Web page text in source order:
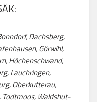
Dachsberg,
Görwihl,
Höchenschwand,
Lauchringen,
Oberkutterau,
Todtmoos, Waldshut-